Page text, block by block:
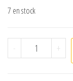
7 en stock
- quantité de
+